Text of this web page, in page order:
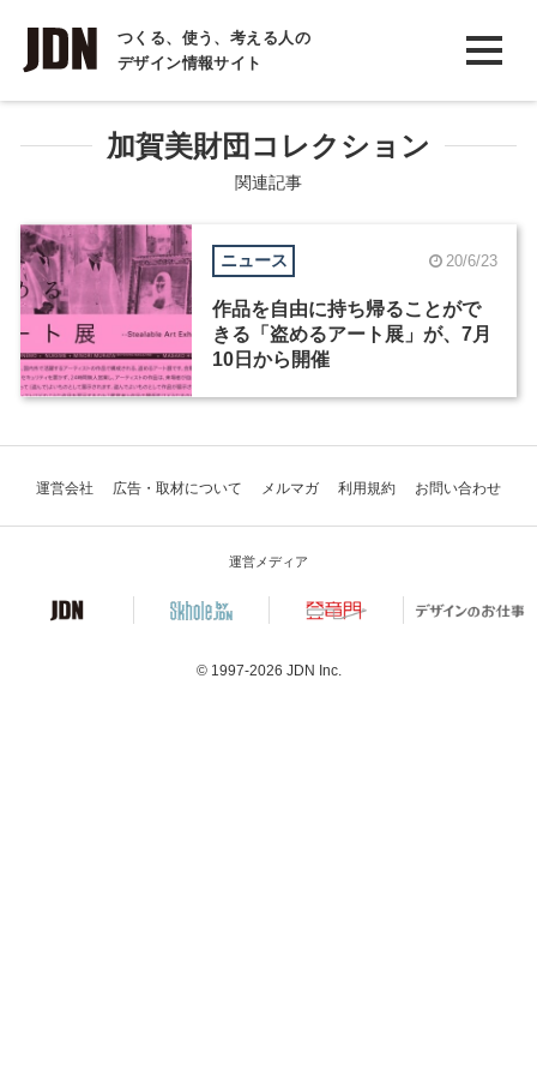
つくる、使う、考える人の
デザイン情報サイト
INTERVIEW
インタビュー
REPORT
COLUMN
コラム
加賀美財団コレクション
関連記事
ニュース 20/6/23
作品を自由に持ち帰ることがで
きる「盗めるアート展」が、7月
10日から開催
運営会社 広告・取材について メルマガ 利用規約 お問い合わせ
運営メディア
© 1997-2026 JDN Inc.